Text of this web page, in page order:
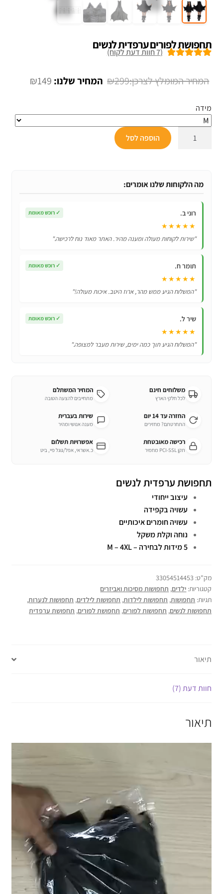
תחפושת לפורים ערפדית לנשים
(
7חוות דעת לקוח)
₪299
המחיר
היה:
₪299.
₪149 המחיר
הוא:
₪149.
מידה
ערפדית
הוספה לסל
מה הלקוחות שלנו אומרים:
רוני ב. ✓ רוכש מאומת
★★★★★
"שירות לקוחות מעולה ומענה מהיר. האתר מאוד נוח לרכישה."
תומר ח. ✓ רוכש מאומת
★★★★★
"המשלוח הגיע ממש מהר, ארוז היטב. איכות מעולה!"
שיר ל. ✓ רוכש מאומת
★★★★★
"המשלוח הגיע תוך כמה ימים, שירות מעבר למצופה."
משלוחים חינם
לכל חלקי הארץ
המחיר המשתלם
מתחייבים להצעה הטובה
החזרה עד 14 יום
התחרטתם? מחזירים
שירות בעברית
מענה אנושי ומהיר
רכישה מאובטחת
תקן PCI-SSL מחמיר
אפשרויות תשלום
כ.אשראי, אפל/גוגל פיי, ביט
תחפושת ערפדית לנשים
עיצוב ייחודי
עשויה בקפידה
עשויה חומרים איכותיים
נוחה וקלת משקל
5 מידות לבחירה – M – 4XL
מק"ט: 33054514453
קטגוריות: ילדים, תחפושות מסיכות ואביזרים
תגיות: תחפושות, תחפושות לילדות, תחפושות לילדים, תחפושות לנערות,
תחפושות לנשים, תחפושות לפורים, תחפושת לפורים, תחפושת ערפדית
תיאור
חוות דעת (7)
תיאור